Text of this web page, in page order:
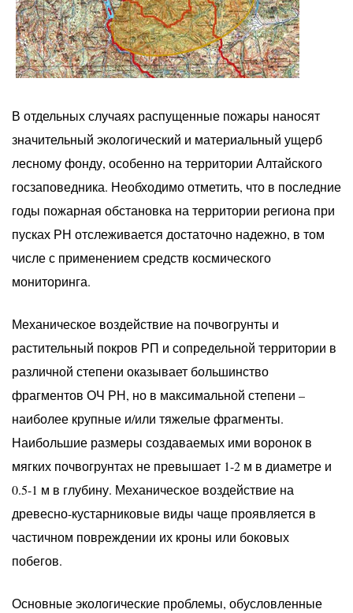
В отдельных случаях распущенные пожары наносят
значительный экологический и материальный ущерб
лесному фонду, особенно на территории Алтайского
госзаповедника. Необходимо отметить, что в последние
годы пожарная обстановка на территории региона при
пусках РН отслеживается достаточно надежно, в том
числе с применением средств космического
мониторинга.
Механическое воздействие на почвогрунты и
растительный покров РП и сопредельной территории в
различной степени оказывает большинство
фрагментов ОЧ РН, но в максимальной степени –
наиболее крупные и/или тяжелые фрагменты.
Наибольшие размеры создаваемых ими воронок в
мягких почвогрунтах не превышает 1-2 м в диаметре и
0.5-1 м в глубину. Механическое воздействие на
древесно-кустарниковые виды чаще проявляется в
частичном повреждении их кроны или боковых
побегов.
Основные экологические проблемы, обусловленные